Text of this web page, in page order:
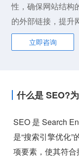
性，确保网站结构
的外部链接，提升
立即咨询
什么是 SEO?
SEO 是 Search
是“搜索引擎优化
项要素，使其符合